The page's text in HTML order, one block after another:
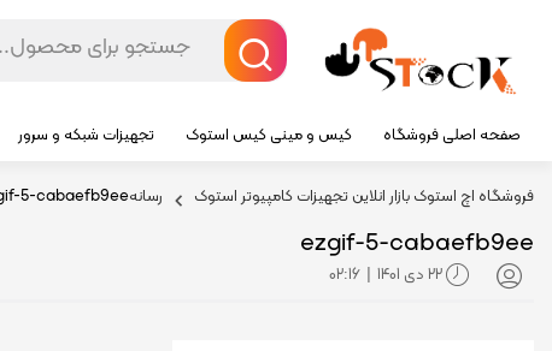
صفحه اصلی فروشگاه کیس و مینی کیس استوک تجهیزات شبکه و سرور
فروشگاه اچ استوک بازار انلاین تجهیزات کامپیوتر استوک رسانه5-cabaefb9ee
ezgif-5-cabaefb9ee
22 دی 1401 |
02:16